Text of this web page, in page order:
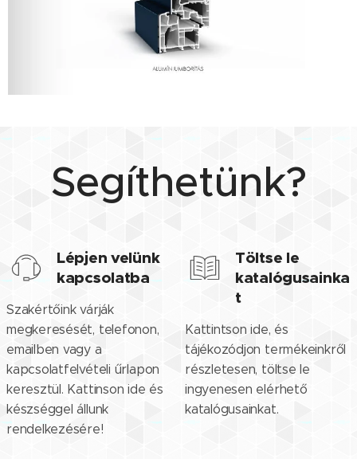
Segíthetünk?
Lépjen velünk
kapcsolatba
Szakértőink várják
megkeresését, telefonon,
emailben vagy a
kapcsolatfelvételi űrlapon
keresztül. Kattinson ide és
készséggel állunk
rendelkezésére!
Töltse le
katalógusainka
t
Kattintson ide, és
tájékozódjon termékeinkről
részletesen, töltse le
ingyenesen elérhető
katalógusainkat.